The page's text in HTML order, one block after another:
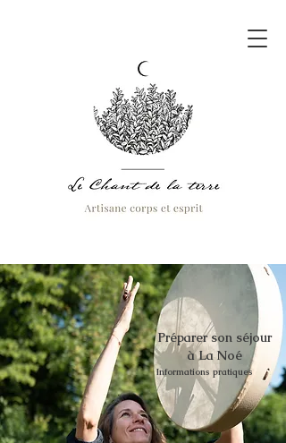
Préparer son séjour
à La Noé
Informations pratiques